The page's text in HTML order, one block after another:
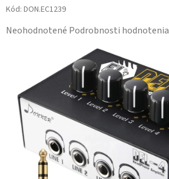
Kód: DON.EC1239
Priemerné
hviezdičiek.
Neohodnotené Podrobnosti hodnotenia